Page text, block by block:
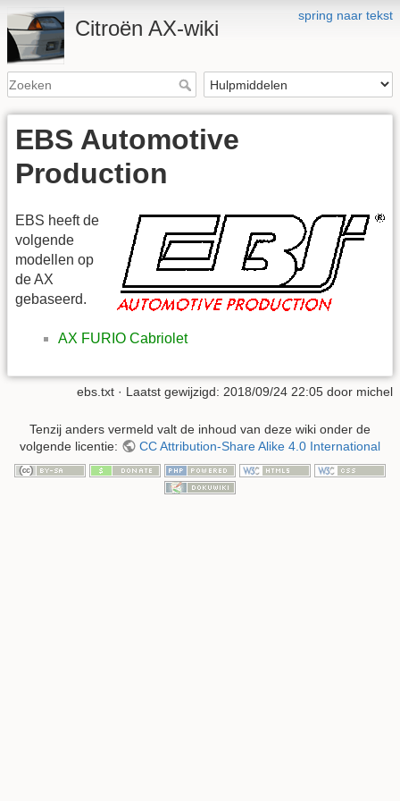
spring naar tekst
Citroën AX-wiki
EBS Automotive
Production
EBS heeft de
volgende
modellen op
de AX
gebaseerd.
AX FURIO Cabriolet
ebs.txt · Laatst gewijzigd: 2018/09/24 22:05 door michel
Tenzij anders vermeld valt de inhoud van deze wiki onder de
volgende licentie:
CC Attribution-Share Alike 4.0 International